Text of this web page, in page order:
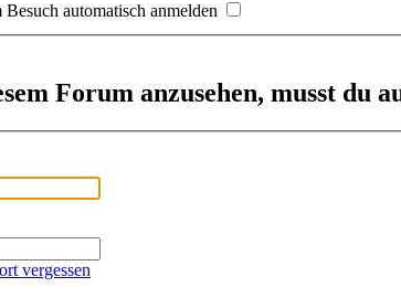
automatisch anmelden
Forum anzusehen, musst du
vergessen